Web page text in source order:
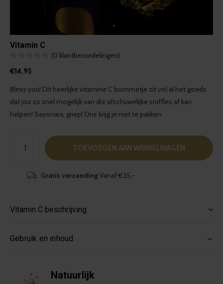
Vitamin C
(0 klantbeoordelingen)
€14,95
Bless you! Dit heerlijke vitamine C bommetje zit vol al het goeds
dat jou zo snel mogelijk van die afschuwelijke sniffles af kan
helpen! Sayonara, griep! Ons krijg je niet te pakken.
TOEVOEGEN AAN WINKELWAGEN
Gratis verzendingVanaf €35,-
Vitamin C beschrijving
Gebruik en inhoud
Natuurlijk